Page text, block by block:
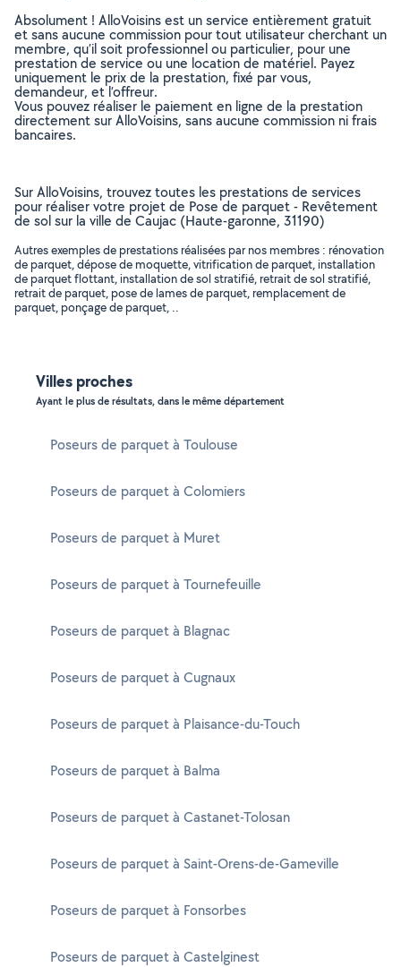
Absolument ! AlloVoisins est un service entièrement gratuit
et sans aucune commission pour tout utilisateur cherchant un
membre, qu’il soit professionnel ou particulier, pour une
prestation de service ou une location de matériel. Payez
uniquement le prix de la prestation, fixé par vous,
demandeur, et l’offreur.
Vous pouvez réaliser le paiement en ligne de la prestation
directement sur AlloVoisins, sans aucune commission ni frais
bancaires.
Sur AlloVoisins, trouvez toutes les prestations de services
pour réaliser votre projet de Pose de parquet - Revêtement
de sol sur la ville de Caujac (Haute-garonne, 31190)
Autres exemples de prestations réalisées par nos membres : rénovation
de parquet, dépose de moquette, vitrification de parquet, installation
de parquet flottant, installation de sol stratifié, retrait de sol stratifié,
retrait de parquet, pose de lames de parquet, remplacement de
parquet, ponçage de parquet, ..
Villes proches
Ayant le plus de résultats, dans le même département
Poseurs de parquet à Toulouse
Poseurs de parquet à Colomiers
Poseurs de parquet à Muret
Poseurs de parquet à Tournefeuille
Poseurs de parquet à Blagnac
Poseurs de parquet à Cugnaux
Poseurs de parquet à Plaisance-du-Touch
Poseurs de parquet à Balma
Poseurs de parquet à Castanet-Tolosan
Poseurs de parquet à Saint-Orens-de-Gameville
Poseurs de parquet à Fonsorbes
Poseurs de parquet à Castelginest